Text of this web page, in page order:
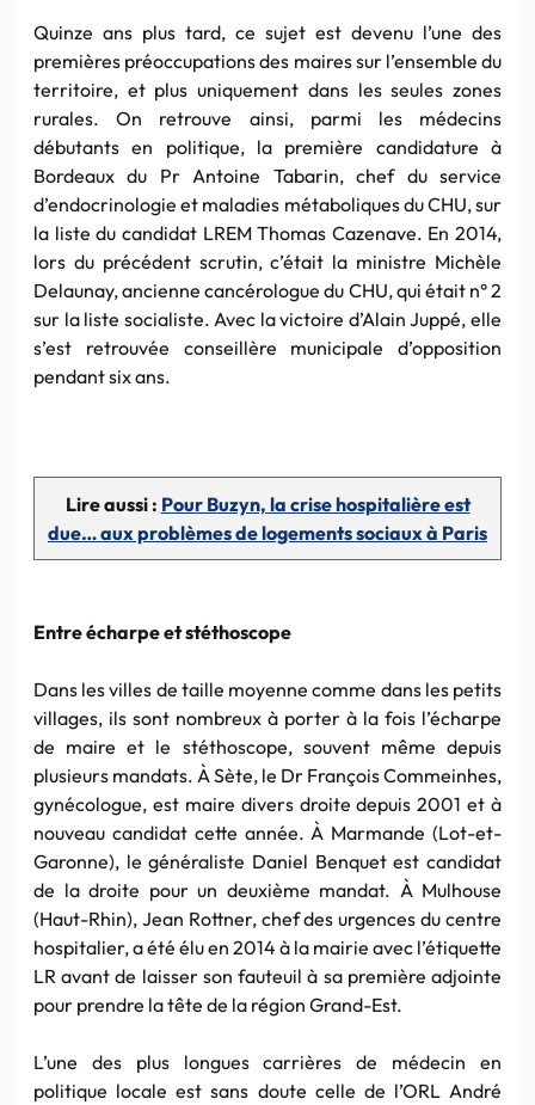
Quinze ans plus tard, ce sujet est devenu l’une des
premières préoccupations des maires sur l’ensemble du
territoire, et plus uniquement dans les seules zones
rurales. On retrouve ainsi, parmi les médecins
débutants en politique, la première candidature à
Bordeaux du Pr Antoine Tabarin, chef du service
d’endocrinologie et maladies métaboliques du CHU, sur
la liste du candidat LREM Thomas Cazenave. En 2014,
lors du précédent scrutin, c’était la ministre Michèle
Delaunay, ancienne cancérologue du CHU, qui était n° 2
sur la liste socialiste. Avec la victoire d’Alain Juppé, elle
s’est retrouvée conseillère municipale d’opposition
pendant six ans.
Lire aussi : Pour Buzyn, la crise hospitalière est
due… aux problèmes de logements sociaux à Paris
Entre écharpe et stéthoscope
Dans les villes de taille moyenne comme dans les petits
villages, ils sont nombreux à porter à la fois l’écharpe
de maire et le stéthoscope, souvent même depuis
plusieurs mandats. À Sète, le Dr François Commeinhes,
gynécologue, est maire divers droite depuis 2001 et à
nouveau candidat cette année. À Marmande (Lot-et-
Garonne), le généraliste Daniel Benquet est candidat
de la droite pour un deuxième mandat. À Mulhouse
(Haut-Rhin), Jean Rottner, chef des urgences du centre
hospitalier, a été élu en 2014 à la mairie avec l’étiquette
LR avant de laisser son fauteuil à sa première adjointe
pour prendre la tête de la région Grand-Est.
L’une des plus longues carrières de médecin en
politique locale est sans doute celle de l’ORL André